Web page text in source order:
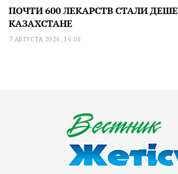
ПОЧТИ 600 ЛЕКАРСТВ СТАЛИ
КАЗАХСТАНЕ
7 АВГУСТА 2026, 16:06